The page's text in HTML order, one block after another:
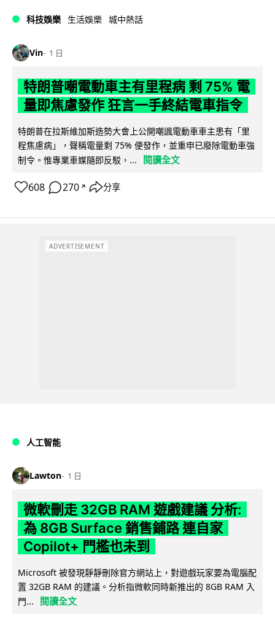
科技娛樂 生活娛樂 城中熱話
Vin 1 日
特朗普嘲電動車主有里程病 剩 75% 電
量即焦慮發作 狂言一手終結電車指令
特朗普在拉斯維加斯造勢大會上公開嘲諷電動車車主患有「里
程焦慮病」，聲稱電量剩 75% 便發作，並重申已廢除電動車強
制令。惟專業車媒隨即反駁，...
閱讀全文
608 270 ↗ 分享
ADVERTISEMENT
人工智能
Lawton 1 日
微軟刪走 32GB RAM 遊戲建議 分析:
為 8GB Surface 銷售鋪路 連自家
Copilot+ 門檻也未到
Microsoft 被發現靜靜刪除官方網站上，對遊戲玩家要為電腦配
置 32GB RAM 的建議。分析指微軟同時新推出的 8GB RAM 入
門...
閱讀全文